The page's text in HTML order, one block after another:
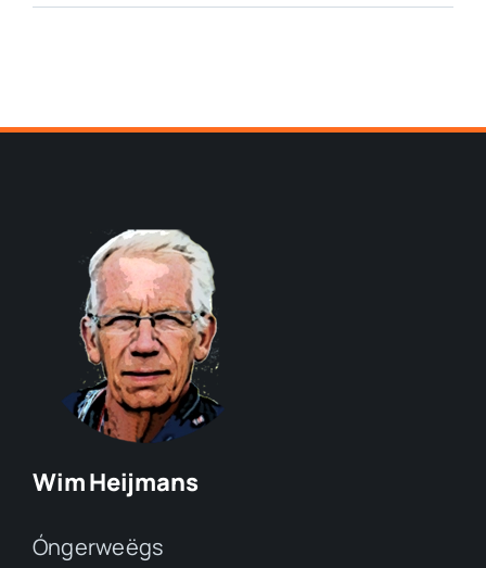
Wim Heijmans
Óngerweëgs